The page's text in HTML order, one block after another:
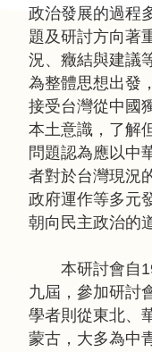
問
答
友
善
措
施
服
務
英
政治發展的過程
題及研討方向著
況、癥結與建議
為整體思想出發
接受台灣從中國
本土意識，了解
問題認為應以中
者對於台灣現況
政府運作等多元
朝向民主政治的
本研討會自
九屆，參加研討
學者則從東北、
蒙古，大多為中